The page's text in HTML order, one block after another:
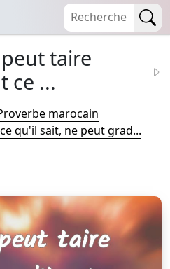
taire
ce ...
marocain
qu'il sait, ne peut grad...